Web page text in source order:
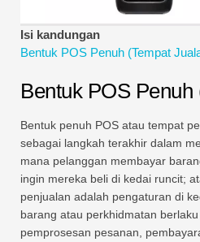
Tutorial Pemodelan Kewangan
Bentuk penuh
Tutorial Pengurusan Risiko
Isi kandungan
Bentuk POS Penuh (Tempat
Bentuk POS
Bentuk penuh POS atau tempat
sebagai langkah terakhir dalam
mana pelanggan membayar
ingin mereka beli di kedai runcit;
penjualan adalah pengaturan di
barang atau perkhidmatan
pemprosesan pesanan,